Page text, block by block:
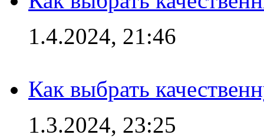
1.4.2024, 21:46
Как выбрать
1.3.2024, 23:25